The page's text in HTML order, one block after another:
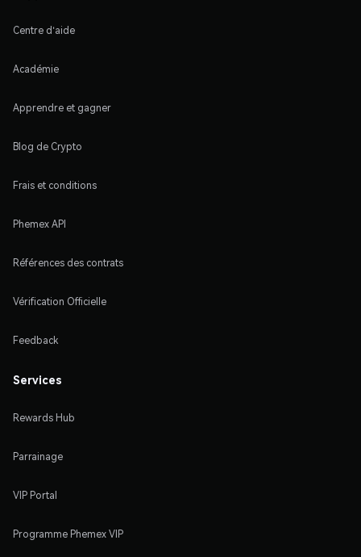
Centre d'aide
Académie
Apprendre et gagner
Blog de Crypto
Frais et conditions
Phemex API
Références des contrats
Vérification Officielle
Feedback
Services
Rewards Hub
Parrainage
VIP Portal
Programme Phemex VIP